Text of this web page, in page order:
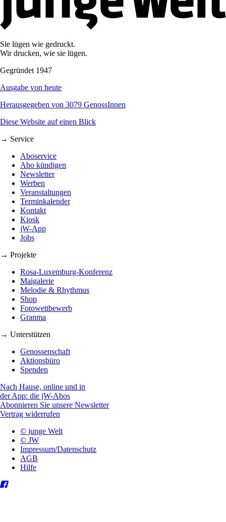
Sie lügen wie gedruckt.
Wir drucken, wie sie lügen.
Gegründet 1947
Ausgabe von heute
Herausgegeben von 3079 GenossInnen
Diese Website auf einen Blick
→ Service
Aboservice
Abo kündigen
Newsletter
Werben
Veranstaltungen
Terminkalender
Kontakt
Kiosk
jW-App
Jobs
→ Projekte
Rosa-Luxemburg-Konferenz
Maigalerie
Melodie & Rhythmus
Shop
Fotowettbewerb
Granma
→ Unterstützen
Genossenschaft
Aktionsbüro
Spenden
Nach Hause, online und in
der App: die jW-Abos
Abonnieren Sie unsere Newsletter
Vertrag widerrufen
© junge Welt
© JW
Impressum/Datenschutz
AGB
Hilfe